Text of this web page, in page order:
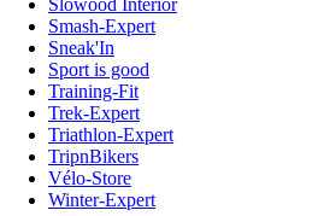
Smash-Expert
Sneak'In
Sport is good
Training-Fit
Trek-Expert
Triathlon-Expert
TripnBikers
Vélo-Store
Winter-Expert